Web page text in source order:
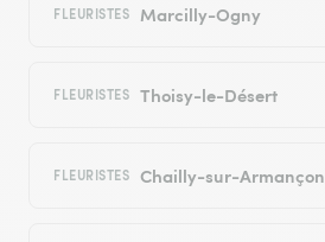
FLEURISTES Marcilly-Ogny
FLEURISTES Thoisy-le-Désert
FLEURISTES Chailly-sur-Armançon